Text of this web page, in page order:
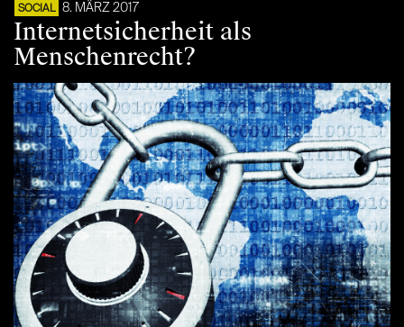
SOCIAL 8. MÄRZ 2017
Internetsicherheit als
Menschenrecht?